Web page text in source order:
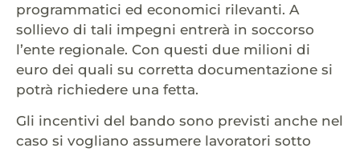
programmatici ed economici rilevanti. A
sollievo di tali impegni entrerà in soccorso
l’ente regionale. Con questi due milioni di
euro dei quali su corretta documentazione si
potrà richiedere una fetta.
Gli incentivi del bando sono previsti anche nel
caso si vogliano assumere lavoratori sotto